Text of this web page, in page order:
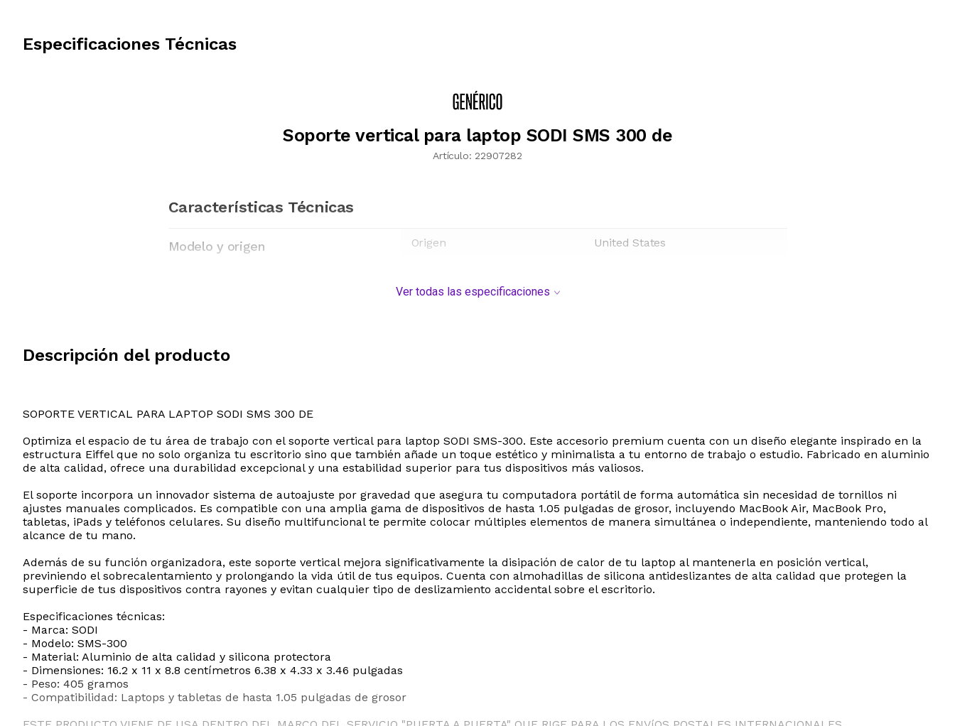
Especificaciones Técnicas
Soporte vertical para laptop SODI SMS 300 de
Artículo: 22907282
Características Técnicas
Modelo y origen Origen United States
Ver todas las especificaciones
Descripción del producto
SOPORTE VERTICAL PARA LAPTOP SODI SMS 300 DE
Optimiza el espacio de tu área de trabajo con el soporte vertical para laptop SODI SMS-300. Este accesorio premium cuenta con un diseño elegante inspirado en la
estructura Eiffel que no solo organiza tu escritorio sino que también añade un toque estético y minimalista a tu entorno de trabajo o estudio. Fabricado en aluminio
de alta calidad, ofrece una durabilidad excepcional y una estabilidad superior para tus dispositivos más valiosos.
El soporte incorpora un innovador sistema de autoajuste por gravedad que asegura tu computadora portátil de forma automática sin necesidad de tornillos ni
ajustes manuales complicados. Es compatible con una amplia gama de dispositivos de hasta 1.05 pulgadas de grosor, incluyendo MacBook Air, MacBook Pro,
tabletas, iPads y teléfonos celulares. Su diseño multifuncional te permite colocar múltiples elementos de manera simultánea o independiente, manteniendo todo al
alcance de tu mano.
Además de su función organizadora, este soporte vertical mejora significativamente la disipación de calor de tu laptop al mantenerla en posición vertical,
previniendo el sobrecalentamiento y prolongando la vida útil de tus equipos. Cuenta con almohadillas de silicona antideslizantes de alta calidad que protegen la
superficie de tus dispositivos contra rayones y evitan cualquier tipo de deslizamiento accidental sobre el escritorio.
Especificaciones técnicas:
- Marca: SODI
- Modelo: SMS-300
- Material: Aluminio de alta calidad y silicona protectora
- Dimensiones: 16.2 x 11 x 8.8 centímetros 6.38 x 4.33 x 3.46 pulgadas
- Peso: 405 gramos
- Compatibilidad: Laptops y tabletas de hasta 1.05 pulgadas de grosor